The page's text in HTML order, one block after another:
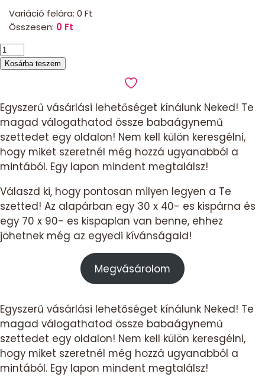
Variáció felára: 0 Ft
Összesen: 0 Ft
Babaágynemű
szett
minky
mennyiség
Kosárba teszem
Egyszerű vásárlási lehetőséget kínálunk Neked! Te
magad válogathatod össze babaágynemű
szettedet egy oldalon! Nem kell külön keresgélni,
hogy miket szeretnél még hozzá ugyanabból a
mintából. Egy lapon mindent megtalálsz!
Válaszd ki, hogy pontosan milyen legyen a Te
szetted! Az alapárban egy 30 x 40- es kispárna és
egy 70 x 90- es kispaplan van benne, ehhez
jöhetnek még az egyedi kívánságaid!
Megvásárolom
Egyszerű vásárlási lehetőséget kínálunk Neked! Te
magad válogathatod össze babaágynemű
szettedet egy oldalon! Nem kell külön keresgélni,
hogy miket szeretnél még hozzá ugyanabból a
mintából. Egy lapon mindent megtalálsz!